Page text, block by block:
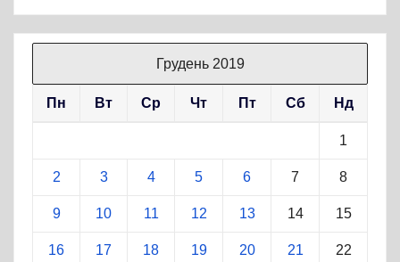
Грудень 2019
Пн Вт Ср Чт Пт Сб Нд
1
2 3 4 5 6 7 8
9 10 11 12 13 14 15
16 17 18 19 20 21 22